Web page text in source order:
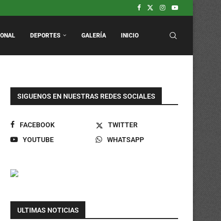
DEPORTES GALERÍA INICIO
SIGUENOS EN NUESTRAS REDES SOCIALES
FACEBOOK
TWITTER
YOUTUBE
WHATSAPP
ULTIMAS NOTICIAS